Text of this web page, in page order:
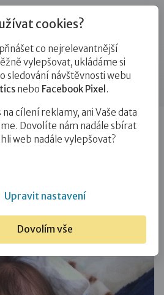
Deník přechodné pěstounky (díl
pěstounky (díl 4):
cookies?
co nejrelevantnější
vylepšovat, ukládáme si
sledování návštěvnosti webu
nebo Facebook Pixel .
cílení reklamy, ani Vaše data
Dovolíte nám nadále sbírat
web nadále vylepšovat?
Upravit nastavení
Dovolím vše